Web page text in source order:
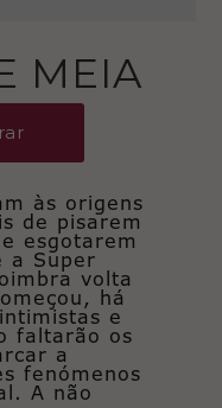
MEIA
às origens
de pisarem
esgotarem
a Super
volta
há
e
faltarão os
a
fenómenos
A não